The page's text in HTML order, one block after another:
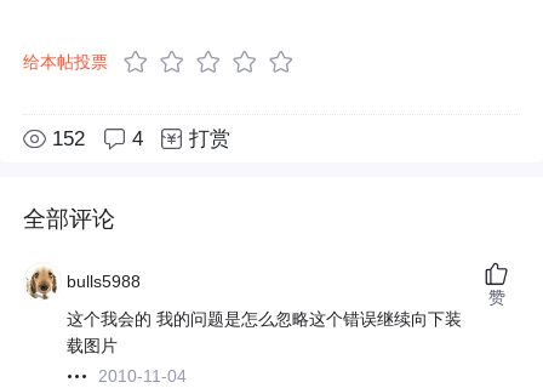
给本帖投票
152 4 打赏
全部评论
bulls5988
这个我会的 我的问题是怎么忽略这个错误继续向下装
载图片
2010-11-04
赞